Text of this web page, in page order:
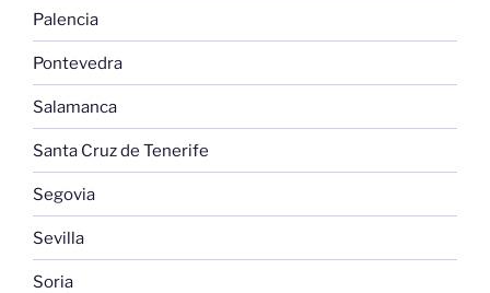
Palencia
Pontevedra
Salamanca
Santa Cruz de Tenerife
Segovia
Sevilla
Soria